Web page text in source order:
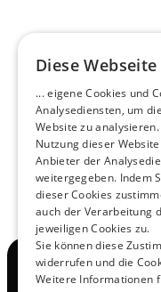
HEERO
Mehr erfahren
Diese
... eigene Cookies und
Analysediensten, um
Website zu
Nutzung dieser
Anbieter der
weitergegeben. Indem
dieser Cookies
auch der Verarbeitung
jeweiligen Cookies zu.
Sie können diese
widerrufen und die
Weitere Informationen